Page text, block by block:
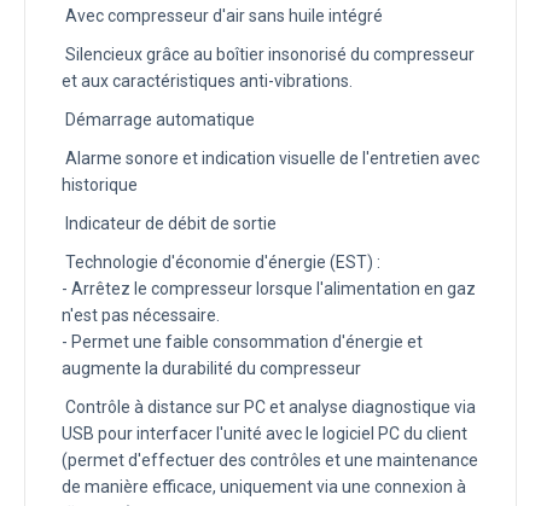
Avec compresseur d'air sans huile intégré
Silencieux grâce au boîtier insonorisé du compresseur
et aux caractéristiques anti-vibrations.
Démarrage automatique
Alarme sonore et indication visuelle de l'entretien avec
historique
Indicateur de débit de sortie
Technologie d'économie d'énergie (EST) :
- Arrêtez le compresseur lorsque l'alimentation en gaz
n'est pas nécessaire.
- Permet une faible consommation d'énergie et
augmente la durabilité du compresseur
Contrôle à distance sur PC et analyse diagnostique via
USB pour interfacer l'unité avec le logiciel PC du client
(permet d'effectuer des contrôles et une maintenance
de manière efficace, uniquement via une connexion à